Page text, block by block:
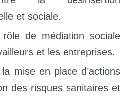
et sociale.
de médiation sociale
et les entreprises.
mise en place d’actions
des risques sanitaires et